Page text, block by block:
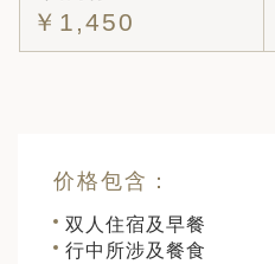
￥1,450
价格包含：
双人住宿及早餐
行中所涉及餐食